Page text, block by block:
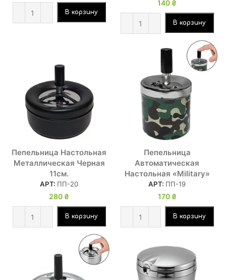
В корзину
140 ₴
В корзину
Пепельница Настольная
Металлическая Черная
11см.
АРТ: ПП-20
280 ₴
В корзину
Пепельница
Автоматическая
Настольная «Military»
АРТ: ПП-19
170 ₴
В корзину